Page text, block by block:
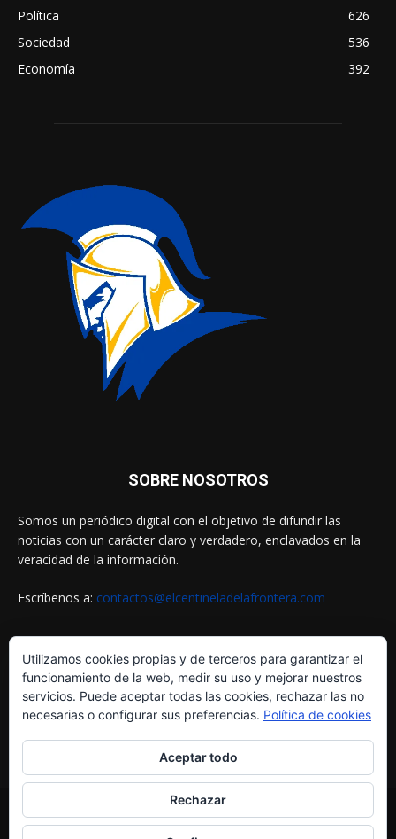
Política
626
Sociedad
536
Economía
392
SOBRE NOSOTROS
Somos un periódico digital con el objetivo de difundir las
noticias con un carácter claro y verdadero, enclavados en la
veracidad de la información.
Escríbenos a: contactos@elcentineladelafrontera.com
SIGUENOS EN
© ELCENTINELADELAFRONTERA.COM byMultiServicios Helena
Utilizamos cookies propias y de terceros para garantizar el
funcionamiento de la web, medir su uso y mejorar nuestros
servicios. Puede aceptar todas las cookies, rechazar las no
necesarias o configurar sus preferencias. Política de cookies
Aceptar todo
Rechazar